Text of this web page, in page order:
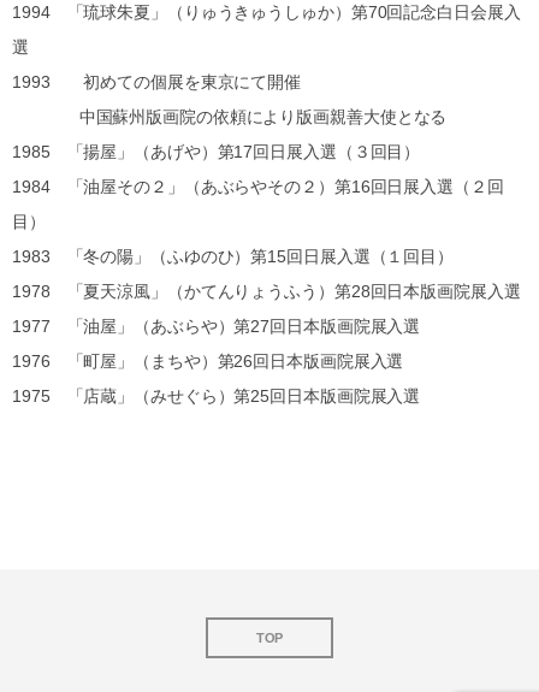
1994 「琉球朱夏」（りゅうきゅうしゅか）第70回記念白日会展入
選
1993 初めての個展を東京にて開催
中国蘇州版画院の依頼により版画親善大使となる
1985 「揚屋」（あげや）第17回日展入選（３回目）
1984 「油屋その２」（あぶらやその２）第16回日展入選（２回
目）
1983 「冬の陽」（ふゆのひ）第15回日展入選（１回目）
1978 「夏天涼風」（かてんりょうふう）第28回日本版画院展入選
1977 「油屋」（あぶらや）第27回日本版画院展入選
1976 「町屋」（まちや）第26回日本版画院展入選
1975 「店蔵」（みせぐら）第25回日本版画院展入選
TOP